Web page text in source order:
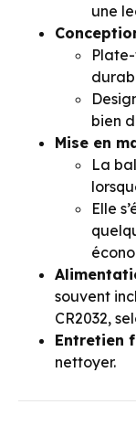
une
bien
Mise en
La
Elle
souvent
CR2032,
Entretien
nettoyer.